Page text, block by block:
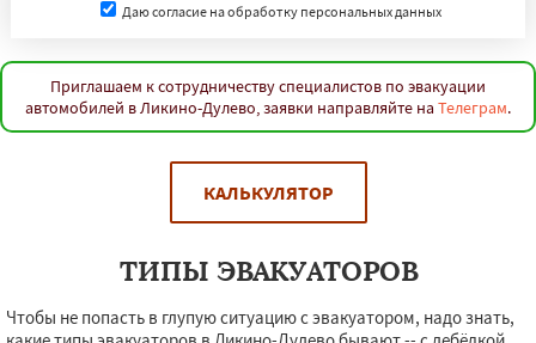
Даю согласие на обработку персональных данных
Приглашаем к сотрудничеству специалистов по эвакуации
автомобилей в Ликино-Дулево, заявки направляйте на Телеграм.
КАЛЬКУЛЯТОР
ТИПЫ ЭВАКУАТОРОВ
Чтобы не попасть в глупую ситуацию с эвакуатором, надо знать,